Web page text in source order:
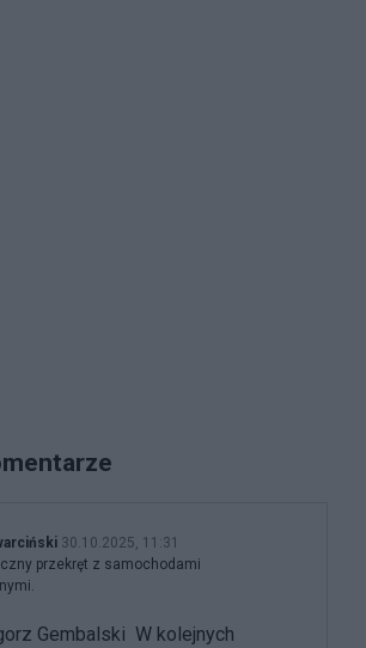
30.10.2025, 11:31
przekręt z samochodami
Gembalski W kolejnych